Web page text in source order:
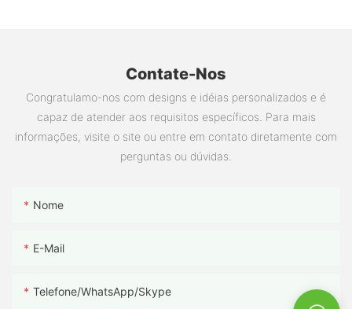
Contate-Nos
Congratulamo-nos com designs e idéias personalizados e é
capaz de atender aos requisitos específicos. Para mais
informações, visite o site ou entre em contato diretamente com
perguntas ou dúvidas.
Nome
E-Mail
Telefone/WhatsApp/Skype